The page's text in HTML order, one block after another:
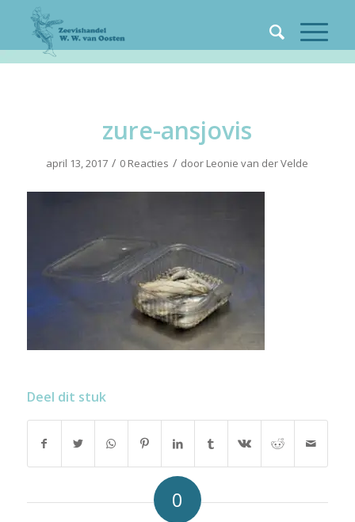
zure-ansjovis
april 13, 2017 / 0 Reacties / door Leonie van der Velde
Deel dit stuk
0